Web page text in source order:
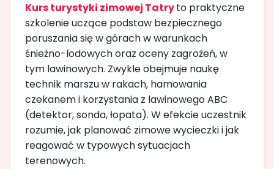
Kurs turystyki zimowej Tatryto praktyczne
szkolenie uczące podstaw bezpiecznego
poruszania się w górach w warunkach
śnieżno-lodowych oraz oceny zagrożeń, w
tym lawinowych. Zwykle obejmuje naukę
technik marszu w rakach, hamowania
czekanem i korzystania z lawinowego ABC
(detektor, sonda, łopata). W efekcie uczestnik
rozumie, jak planować zimowe wycieczki i jak
reagować w typowych sytuacjach
terenowych.